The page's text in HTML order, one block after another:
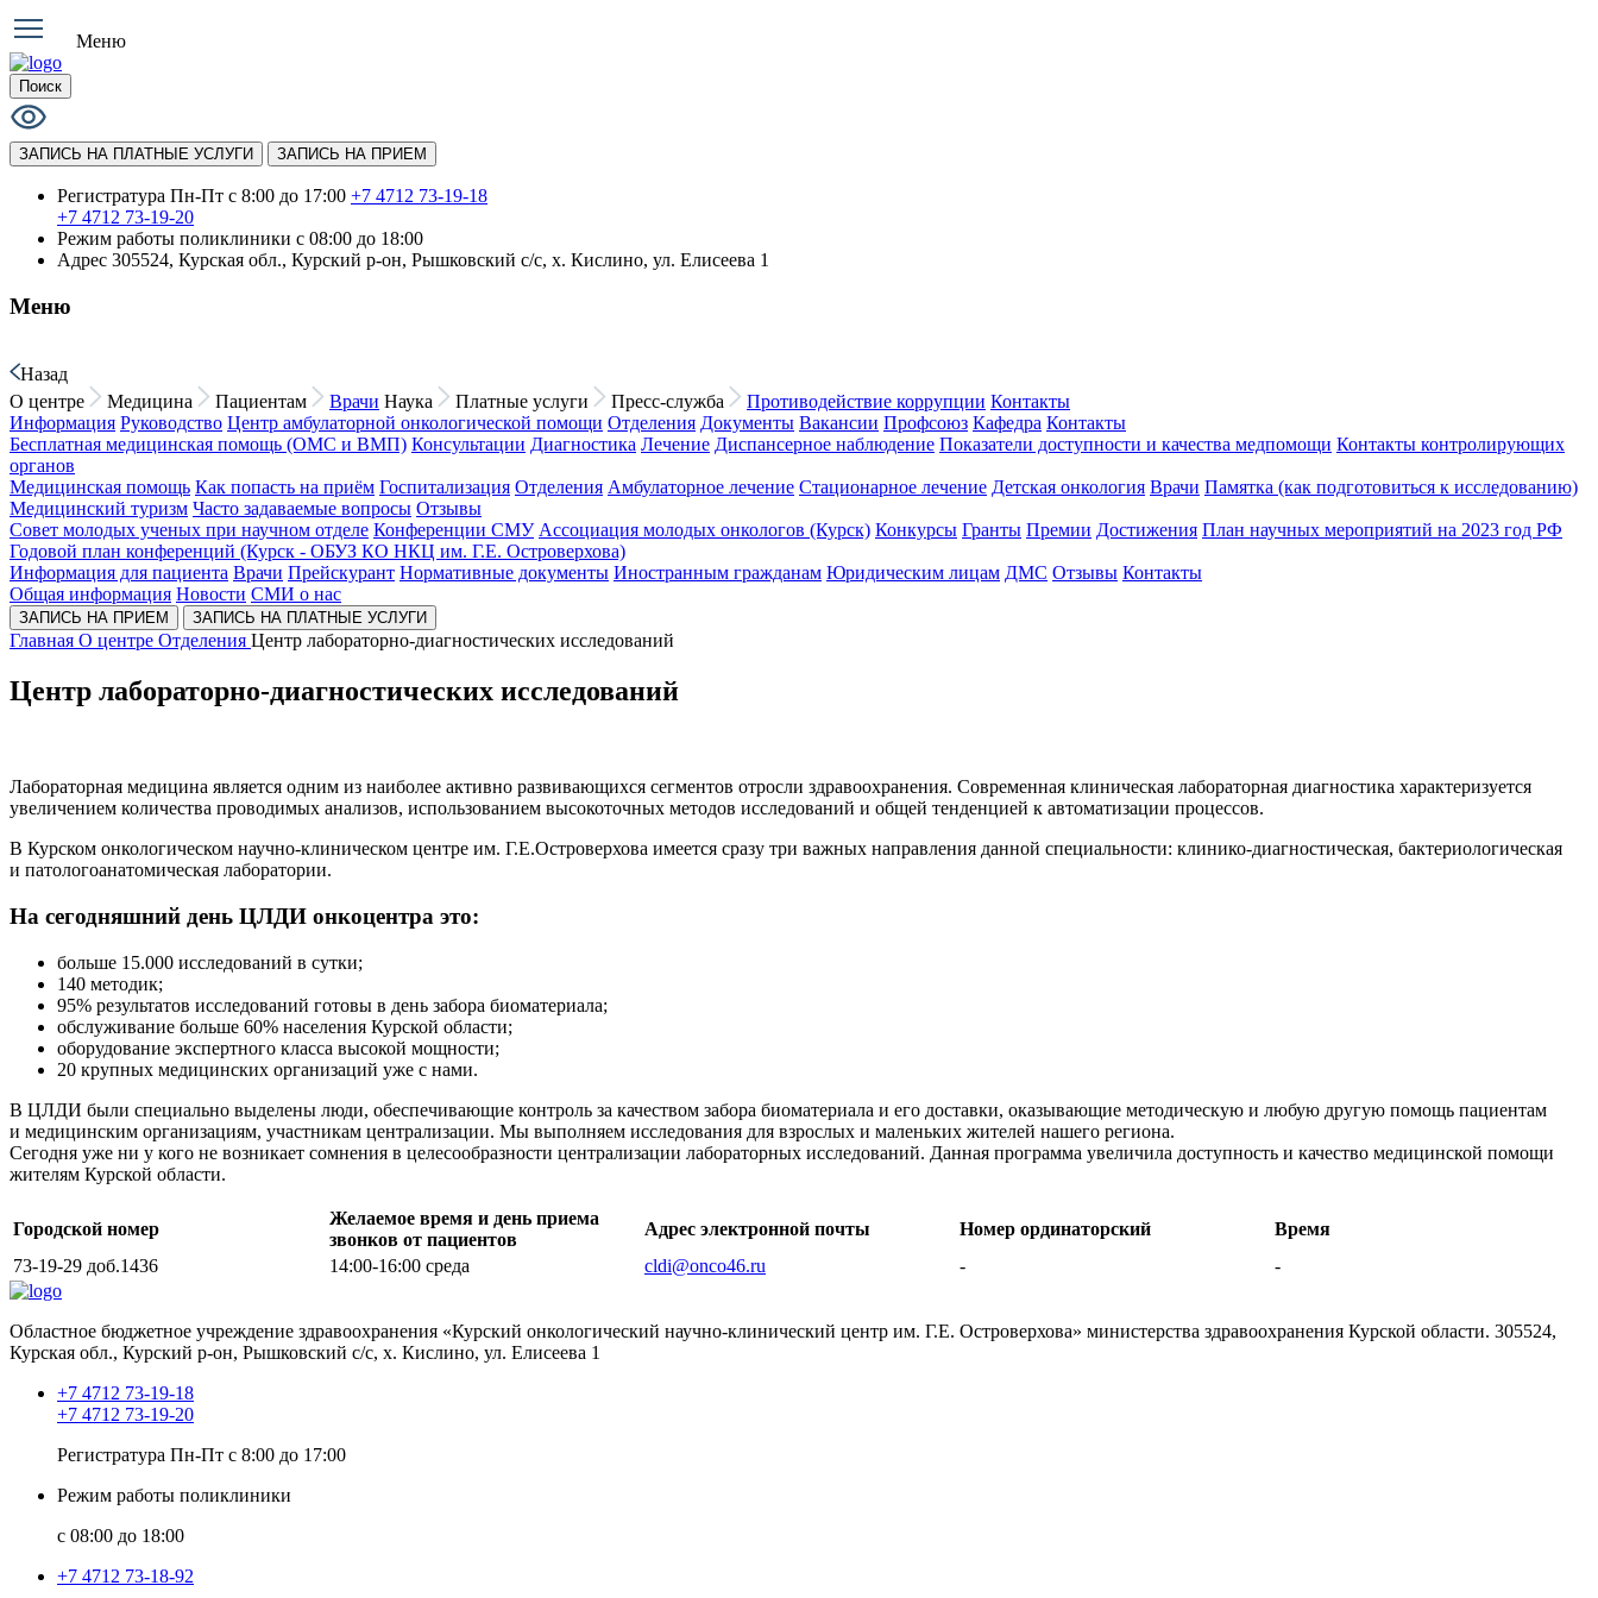
Меню
Поиск
ЗАПИСЬ НА ПЛАТНЫЕ УСЛУГИ ЗАПИСЬ НА ПРИЕМ
Регистратура Пн-Пт с 8:00 до 17:00 +7 4712 73-19-18
+7 4712 73-19-20
Режим работы поликлиники с 08:00 до 18:00
Адрес 305524, Курская обл., Курский р-он, Рышковский с/с, х. Кислино, ул. Елисеева 1
Меню
Назад
О центре
Медицина Пациентам Врачи Наука Платные услуги Пресс-служба Противодействие коррупции Контакты
Информация Руководство Центр амбулаторной онкологической помощи Отделения Документы Вакансии Профсоюз Кафедра Контакты
Бесплатная медицинская помощь (ОМС и ВМП) Консультации Диагностика Лечение Диспансерное наблюдение Показатели доступности и качества медпомощи Контакты контролирующих
органов
Медицинская помощь Как попасть на приём Госпитализация Отделения Амбулаторное лечение Стационарное лечение Детская онкология Врачи Памятка (как подготовиться к исследованию)
Медицинский туризм Часто задаваемые вопросы Отзывы
Совет молодых ученых при научном отделе Конференции СМУ Ассоциация молодых онкологов (Курск) Конкурсы Гранты Премии Достижения План научных мероприятий на 2023 год РФ
Годовой план конференций (Курск - ОБУЗ КО НКЦ им. Г.Е. Островерхова)
Информация для пациента Врачи Прейскурант Нормативные документы Иностранным гражданам Юридическим лицам ДМС Отзывы Контакты
Общая информация Новости СМИ о нас
ЗАПИСЬ НА ПРИЕМ ЗАПИСЬ НА ПЛАТНЫЕ УСЛУГИ
Главная О центре Отделения Центр лабораторно-диагностических исследований
Центр лабораторно-диагностических исследований
Лабораторная медицина является одним из наиболее активно развивающихся сегментов отросли здравоохранения. Современная клиническая лабораторная диагностика характеризуется
увеличением количества проводимых анализов, использованием высокоточных методов исследований и общей тенденцией к автоматизации процессов.
В Курском онкологическом научно-клиническом центре им. Г.Е.Островерхова имеется сразу три важных направления данной специальности: клинико-диагностическая, бактериологическая
и патологоанатомическая лаборатории.
На сегодняшний день ЦЛДИ онкоцентра это:
больше 15.000 исследований в сутки;
140 методик;
95% результатов исследований готовы в день забора биоматериала;
обслуживание больше 60% населения Курской области;
оборудование экспертного класса высокой мощности;
20 крупных медицинских организаций уже с нами.
В ЦЛДИ были специально выделены люди, обеспечивающие контроль за качеством забора биоматериала и его доставки, оказывающие методическую и любую другую помощь пациентам
и медицинским организациям, участникам централизации. Мы выполняем исследования для взрослых и маленьких жителей нашего региона.
Сегодня уже ни у кого не возникает сомнения в целесообразности централизации лабораторных исследований. Данная программа увеличила доступность и качество медицинской помощи
жителям Курской области.
Городской номер
Желаемое время и день приема
звонков от пациентов
Адрес электронной почты Номер ординаторский
Время
73-19-29 доб.1436 14:00-16:00 среда cldi@onco46.ru - -
Областное бюджетное учреждение здравоохранения «Курский онкологический научно-клинический центр им. Г.Е. Островерхова» министерства здравоохранения Курской области. 305524,
Курская обл., Курский р-он, Рышковский с/с, х. Кислино, ул. Елисеева 1
+7 4712 73-19-18
+7 4712 73-19-20
Регистратура Пн-Пт с 8:00 до 17:00
Режим работы поликлиники
с 08:00 до 18:00
+7 4712 73-18-92